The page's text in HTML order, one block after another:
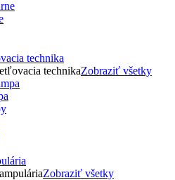
technika
technikaZobraziť všetky
Zobraziť všetky